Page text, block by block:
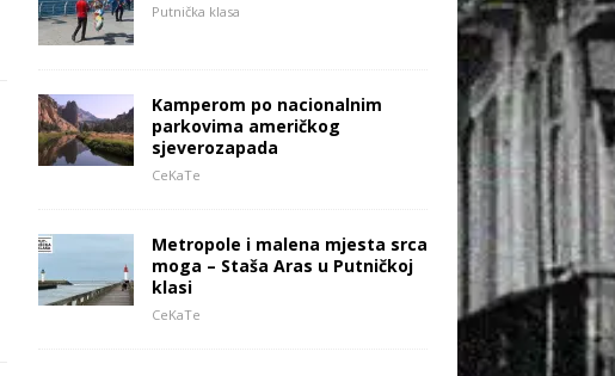
Putnička klasa
Kamperom po nacionalnim
parkovima američkog
sjeverozapada
CeKaTe
Metropole i malena mjesta srca
moga – Staša Aras u Putničkoj
klasi
CeKaTe